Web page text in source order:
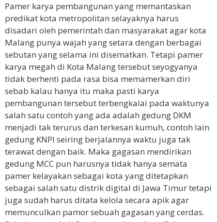
Pamer karya pembangunan yang memantaskan
predikat kota metropolitan selayaknya harus
disadari oleh pemerintah dan masyarakat agar kota
Malang punya wajah yang setara dengan berbagai
sebutan yang selama ini disematkan. Tetapi pamer
karya megah di Kota Malang tersebut seyogyanya
tidak berhenti pada rasa bisa memamerkan diri
sebab kalau hanya itu maka pasti karya
pembangunan tersebut terbengkalai pada waktunya
salah satu contoh yang ada adalah gedung DKM
menjadi tak terurus dan terkesan kumuh, contoh lain
gedung KNPI seiring berjalannya waktu juga tak
terawat dengan baik. Maka gagasan mendirikan
gedung MCC pun harusnya tidak hanya semata
pamer kelayakan sebagai kota yang ditetapkan
sebagai salah satu distrik digital di Jawa Timur tetapi
juga sudah harus ditata kelola secara apik agar
memunculkan pamor sebuah gagasan yang cerdas.